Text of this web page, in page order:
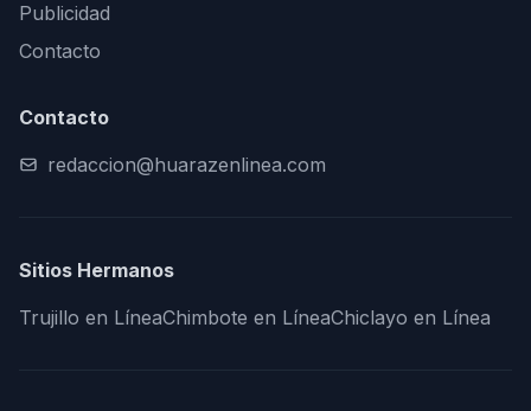
Publicidad
Contacto
Contacto
redaccion@huarazenlinea.com
Sitios Hermanos
Trujillo en LíneaChimbote en LíneaChiclayo en Línea